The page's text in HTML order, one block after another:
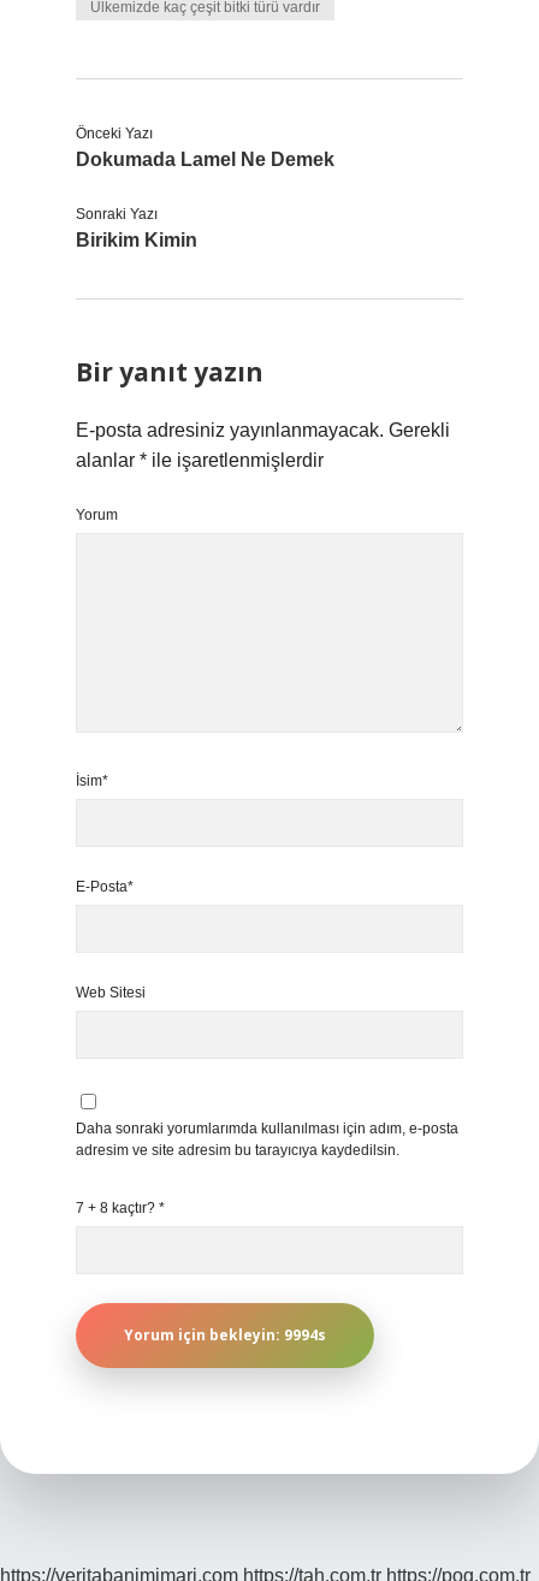
Ülkemizde kaç çeşit bitki türü vardır
Önceki Yazı
Dokumada Lamel Ne Demek
Sonraki Yazı
Birikim Kimin
Bir yanıt yazın
E-posta adresiniz yayınlanmayacak. Gerekli
alanlar * ile işaretlenmişlerdir
Yorum
İsim*
E-Posta*
Web Sitesi
Daha sonraki yorumlarımda kullanılması için adım, e-posta
adresim ve site adresim bu tarayıcıya kaydedilsin.
7 + 8 kaçtır? *
https://veritabanimimari.com https://tah.com.tr https://pog.com.tr